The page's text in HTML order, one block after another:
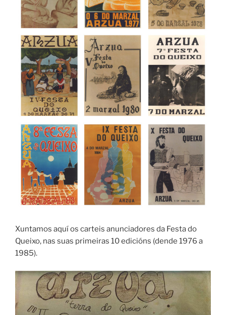
Xuntamos aquí os carteis anunciadores da Festa do
Queixo, nas suas primeiras 10 edicións (dende 1976 a
1985).